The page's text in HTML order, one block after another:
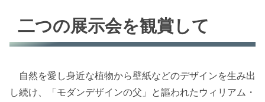
二つの展示会を観賞して
自然を愛し身近な植物から壁紙などのデザインを生み出
し続け、「モダンデザインの父」と謳われたウィリアム・